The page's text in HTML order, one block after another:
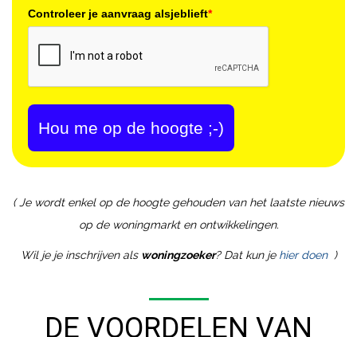
Controleer je aanvraag alsjeblieft*
Hou me op de hoogte ;-)
( Je wordt enkel op de hoogte gehouden van het laatste nieuws
op de woningmarkt en ontwikkelingen.
Wil je je inschrijven als woningzoeker? Dat kun je hier doen )
DE VOORDELEN VAN